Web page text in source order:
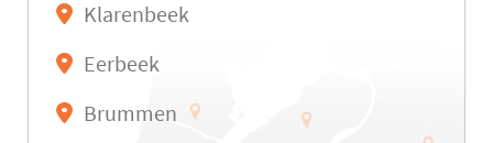
Klarenbeek
Eerbeek
Brummen